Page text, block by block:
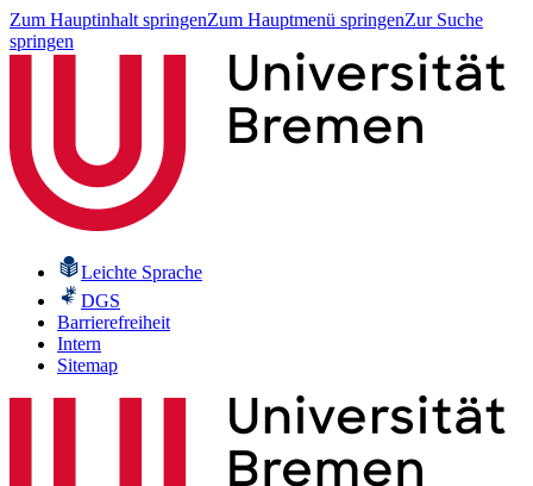
Zum Hauptinhalt springenZum Hauptmenü springenZur Suche
springen
Leichte Sprache
DGS
Barrierefreiheit
Intern
Sitemap